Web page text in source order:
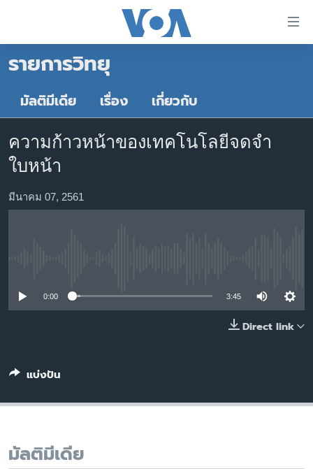
ต่อ
เนื้อหา
ข้าม
ไป
หลัก
ค้นหา
หน้าหลัก
โลก
เอเชีย
สหรัฐฯ
ไทย
ธุรกิจ
ตรวจสอบข่าว
เลือกภาษา
รายการวิทยุ
มัลติมีเดีย เรื่อง เกี่ยวกับ
ความก้าวหน้าของเทคโนโลยีจดจำ
ใบหน้า
มีนาคม 07, 2561
0:00 3:45
Direct link
แบ่งปัน
มัลติมีเดีย